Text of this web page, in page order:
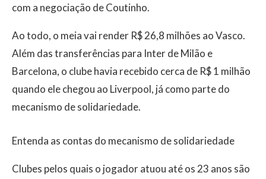
com a negociação de Coutinho.
Ao todo, o meia vai render R$ 26,8 milhões ao Vasco.
Além das transferências para Inter de Milão e
Barcelona, o clube havia recebido cerca de R$ 1 milhão
quando ele chegou ao Liverpool, já como parte do
mecanismo de solidariedade.
Entenda as contas do mecanismo de solidariedade
Clubes pelos quais o jogador atuou até os 23 anos são